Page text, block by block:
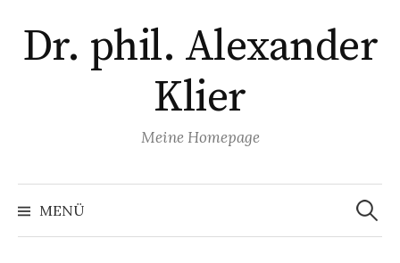
Inhalt
überspringen
Dr. phil. Alexander
Klier
Meine Homepage
MENÜ
Suchen
nach: